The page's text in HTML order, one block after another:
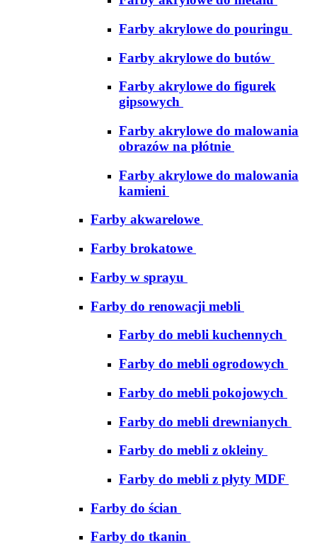
Farby akrylowe do pouringu
Farby akrylowe do butów
Farby akrylowe do figurek
gipsowych
Farby akrylowe do malowania
obrazów na płótnie
Farby akrylowe do malowania
kamieni
Farby akwarelowe
Farby brokatowe
Farby w sprayu
Farby do renowacji mebli
Farby do mebli kuchennych
Farby do mebli ogrodowych
Farby do mebli pokojowych
Farby do mebli drewnianych
Farby do mebli z okleiny
Farby do mebli z płyty MDF
Farby do ścian
Farby do tkanin